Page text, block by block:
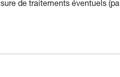
de traitements éventuels